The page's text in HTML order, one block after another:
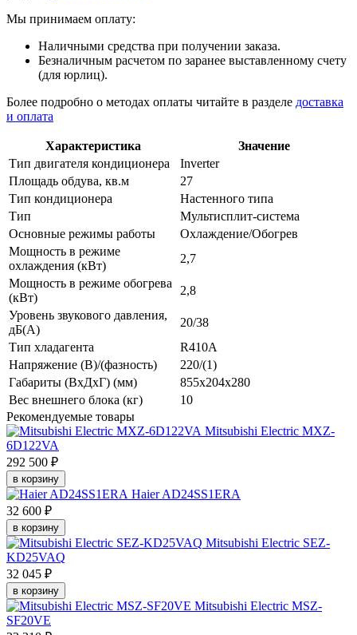
Мы принимаем оплату:
Наличными средства при получении заказа.
Безналичным расчетом по заранее выставленному счету
(для юрлиц).
Более подробно о методах оплаты читайте в разделе доставка
и оплата
Характеристика
Значение
Тип двигателя кондиционера
Inverter
Площадь обдува, кв.м
27
Тип кондиционера
Настенного типа
Тип
Мультисплит-система
Основные режимы работы
Охлаждение/Обогрев
Мощность в режиме
охлаждения (кВт)
2,7
Мощность в режиме обогрева
(кВт)
2,8
Уровень звукового давления,
дБ(А)
20/38
Тип хладагента
R410A
Напряжение (В)/(фазность)
220/(1)
Габариты (ВхДхГ) (мм)
855х204х280
Вес внешнего блока (кг)
10
Рекомендуемые товары
Mitsubishi Electric MXZ-
6D122VA
292 500 ₽
в корзину
Haier AD24SS1ERA
32 600 ₽
в корзину
Mitsubishi Electric SEZ-
KD25VAQ
32 045 ₽
в корзину
Mitsubishi Electric MSZ-
SF20VE